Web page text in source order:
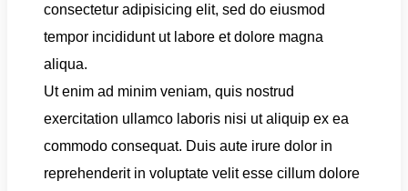
consectetur adipisicing elit, sed do eiusmod
tempor incididunt ut labore et dolore magna
aliqua.
Ut enim ad minim veniam, quis nostrud
exercitation ullamco laboris nisi ut aliquip ex ea
commodo consequat. Duis aute irure dolor in
reprehenderit in voluptate velit esse cillum dolore